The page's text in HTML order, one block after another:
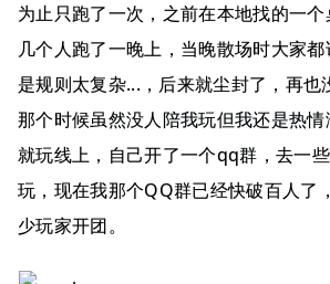
为止只跑了一次，之前在本地找的一
几个人跑了一晚上，当晚散场时大家
是规则太复杂...，后来就尘封了，再也
那个时候虽然没人陪我玩但我还是热
就玩线上，自己开了一个qq群，去一
玩，现在我那个QQ群已经快破百人了
少玩家开团。